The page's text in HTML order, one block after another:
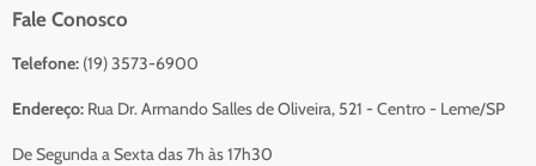
Catálogo Para Orçamento
Resumo do Orçamento
Sobre Nós
Fale Conosco
Telefone: (19) 3573-6900
Endereço: Rua Dr. Armando Salles de Oliveira, 521 - Centro - Leme/SP
De Segunda a Sexta das 7h às 17h30